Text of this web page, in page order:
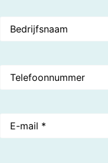
Bedrijfsnaam
Telefoon
E-
mail*